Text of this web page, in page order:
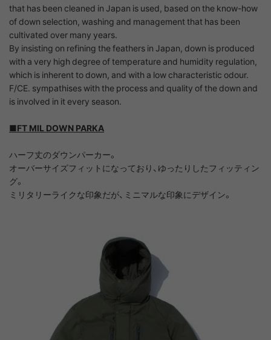
that has been cleaned in Japan is used, based on the know-how
of down selection, washing and management that has been
cultivated over many years.
By insisting on refining the feathers in Japan, down is produced
with a very high degree of temperature and humidity regulation,
which is inherent to down, and with a low characteristic odour.
F/CE. sympathises with the process and quality of the down and
is involved in it every season.
■FT MIL DOWN PARKA
ハーフ丈のダウンパーカー。
オーバーサイズフィットになっており、ゆったりしたフィッティン
グ。
ミリタリーライクな印象だが、ミニマルな印象にデザイン。